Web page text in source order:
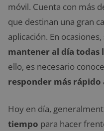
móvil. Cuenta con más
que destinan una gran
aplicación. En ocasiones,
mantener al día todas
ello, es necesario
responder más rápido
Hoy en día,
tiempo para hacer